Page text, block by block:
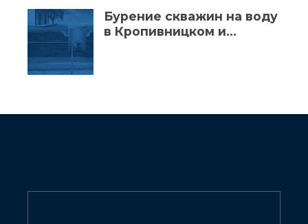
Бурение скважин на воду
в Кропивницком и